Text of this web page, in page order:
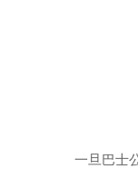
一旦巴士